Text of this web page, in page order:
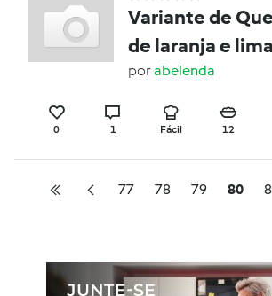
Variante de
de laranja e lima
porabelenda
0 1 Fácil 12
77 78 79 80